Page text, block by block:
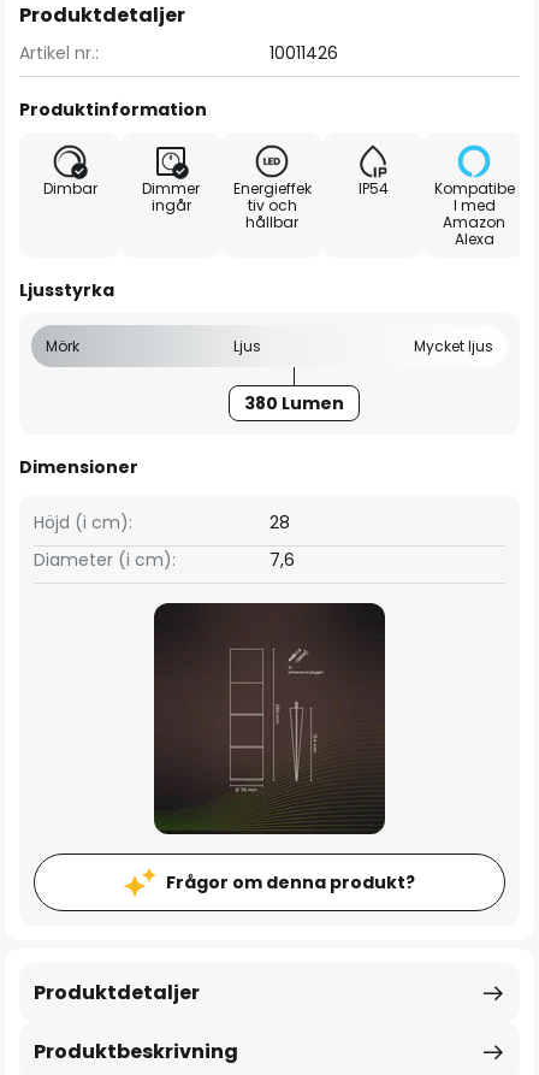
Produktdetaljer
Artikel nr.: 10011426
Produktinformation
Dimbar
Dimmer
ingår
Energieffek
tiv och
hållbar
IP54
Kompatibe
l med
Amazon
Alexa
Ljusstyrka
Mörk Ljus Mycket ljus
380 Lumen
Dimensioner
Höjd (i cm):
28
Diameter (i cm):
7,6
Frågor om denna produkt?
Produktbeskrivning
Produktdetaljer